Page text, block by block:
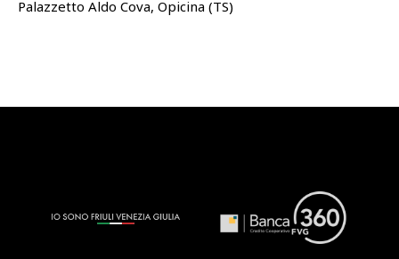
Palazzetto Aldo Cova, Opicina (TS)